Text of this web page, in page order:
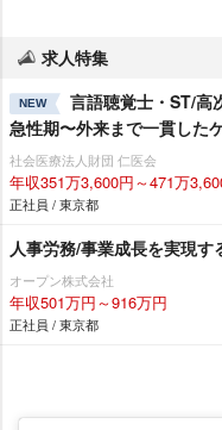
求人特集
NEW
言語聴覚士・ST/高
急性期〜外来まで一貫した
社会医療法人財団 仁医会
年収351万3,600円～471万
正社員 / 東京都
人事労務/事業成長を実現
オープン株式会社
年収501万円～916万円
正社員 / 東京都